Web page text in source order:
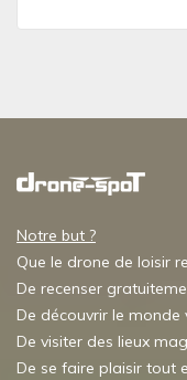
Notre but ?
Que le drone de loisir
De recenser
De découvrir le monde
De visiter des lieux
De se faire plaisir tout